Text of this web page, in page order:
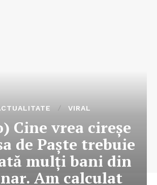
VIRAL
Cine vrea cireşe
de Paşte trebuie
mulţi bani din
Am calculat